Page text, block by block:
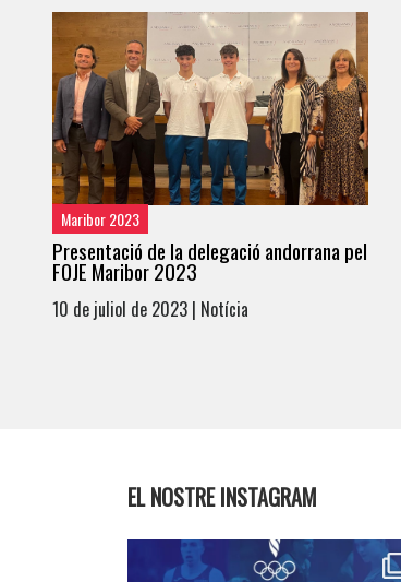
Maribor 2023
Presentació de la delegació andorrana pel
FOJE Maribor 2023
10 de juliol de 2023 | Notícia
EL NOSTRE INSTAGRAM